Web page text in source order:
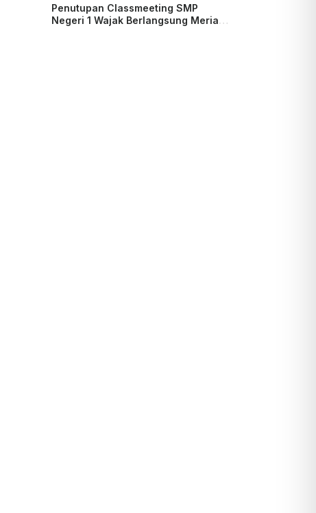
Penutupan Classmeeting SMP
Negeri 1 Wajak Berlangsung Meriah,